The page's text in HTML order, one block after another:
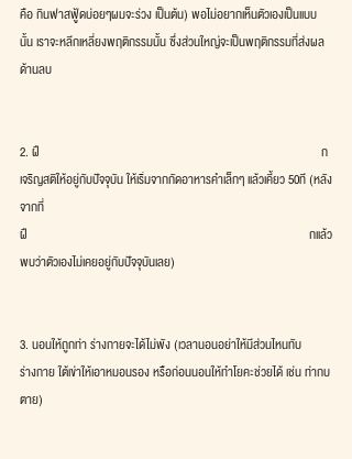
คือ กินฟาสฟู้ดบ่อยๆผมจะร่วง เป็นต้น) พอไม่อยากเห็นตัวเองเป็นแบบ
นั้น เราจะหลีกเหลี่ยงพฤติกรรมนั้น ซึ่งส่วนใหญ่จะเป็นพฤติกรรมที่ส่งผล
ด้านลบ
2. ฝึก
เจริญสติให้อยู่กับปัจจุบัน ให้เริ่มจากกัดอาหารคำเล็กๆ แล้วเคี้ยว 50ที (หลัง
จากที่
ฝึกแล้ว
พบว่าตัวเองไม่เคยอยู่กับปัจจุบันเลย)
3. นอนให้ถูกท่า ร่างกายจะได้ไม่พัง (เวลานอนอย่าให้มีส่วนไหนทับ
ร่างกาย ใต้เข่าให้เอาหมอนรอง หรือก่อนนอนให้ทำโยคะช่วยได้ เช่น ท่ากบ
ตาย)